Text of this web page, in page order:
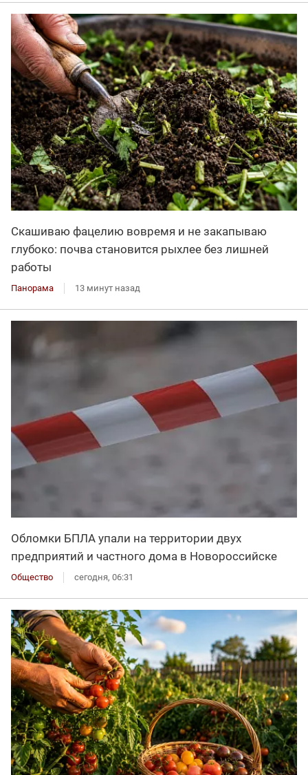
Скашиваю фацелию вовремя и не закапываю
глубоко: почва становится рыхлее без лишней
работы
Панорама 13 минут назад
Обломки БПЛА упали на территории двух
предприятий и частного дома в Новороссийске
Общество сегодня, 06:31